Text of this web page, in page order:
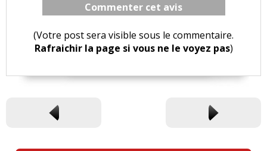
Commenter cet avis
(Votre post sera visible sous le commentaire.
Rafraichir la page si vous ne le voyez pas)